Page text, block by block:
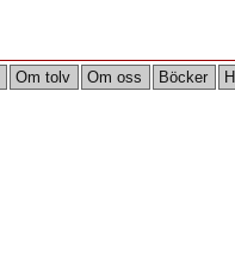
Om tolv Om oss Böcker